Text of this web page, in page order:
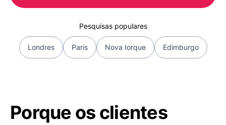
Pesquisas populares
Londres Paris Nova Iorque Edimburgo
Porque os clientes